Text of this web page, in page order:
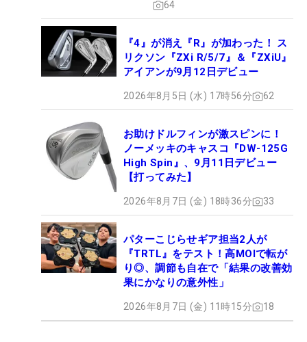
64
『4』が消え『R』が加わった！ ス
リクソン『ZXi R/5/7』＆『ZXiU』
アイアンが9月12日デビュー
2026年8月5日 (水) 17時56分 62
お助けドルフィンが激スピンに！
ノーメッキのキャスコ『DW-125G
High Spin』、9月11日デビュー
【打ってみた】
2026年8月7日 (金) 18時36分 33
パターこじらせギア担当2人が
『TRTL』をテスト！高MOIで転が
り◎、調節も自在で「結果の改善効
果にかなりの意外性」
2026年8月7日 (金) 11時15分 18